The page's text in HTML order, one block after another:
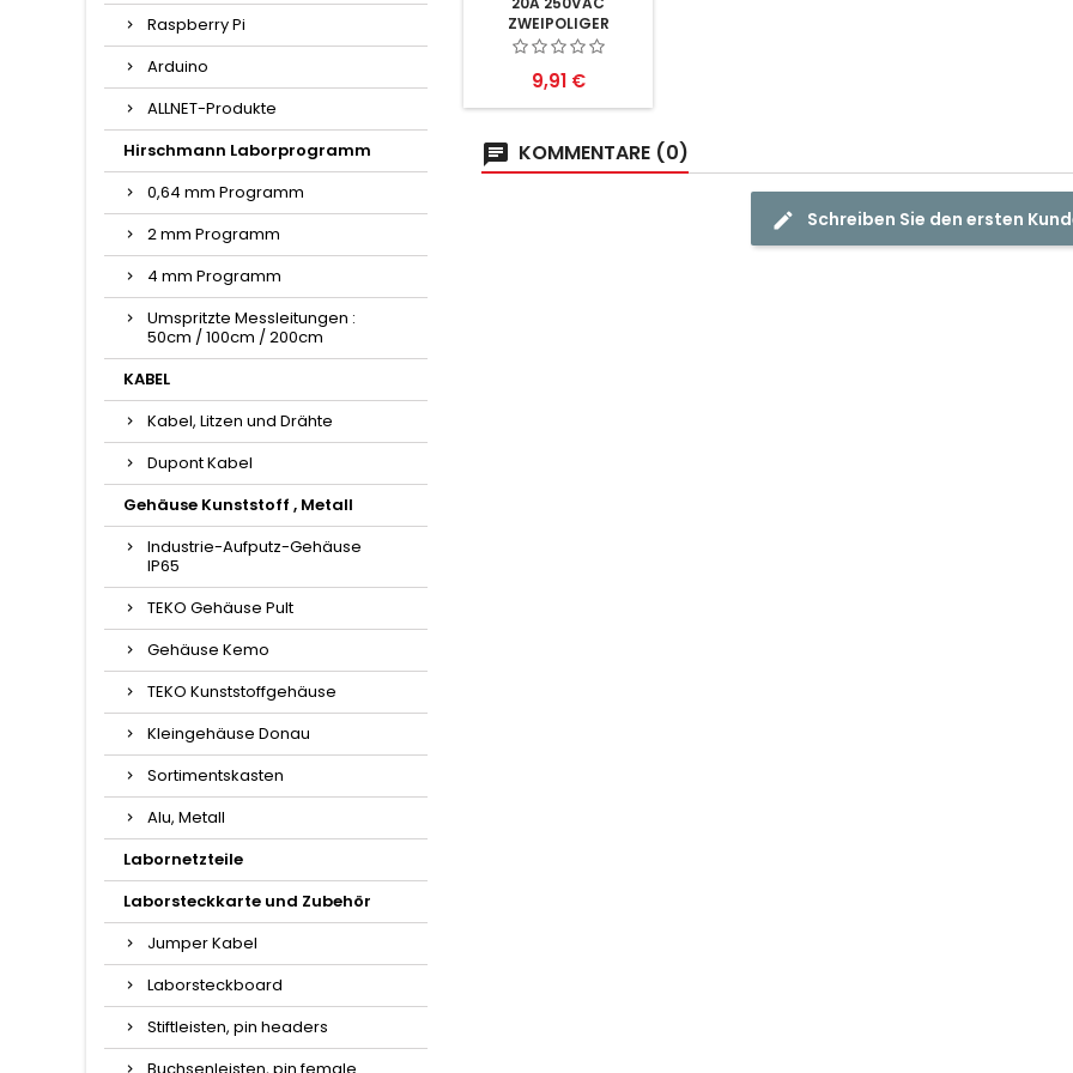
Raspberry Pi
Arduino
ALLNET-Produkte
Hirschmann Laborprogramm
0,64 mm Programm
2 mm Programm
4 mm Programm
Umspritzte Messleitungen :
50cm / 100cm / 200cm
KABEL
Kabel, Litzen und Drähte
Dupont Kabel
Gehäuse Kunststoff , Metall
Industrie-Aufputz-Gehäuse
IP65
TEKO Gehäuse Pult
Gehäuse Kemo
TEKO Kunststoffgehäuse
Kleingehäuse Donau
Sortimentskasten
Alu, Metall
Labornetzteile
Laborsteckkarte und Zubehör
Jumper Kabel
Laborsteckboard
Stiftleisten, pin headers
ZWEIPOLIGER
AUSSCHALTER SW
Preis
9,91 €
KOMMENTARE (0)
Schreiben Sie den ersten